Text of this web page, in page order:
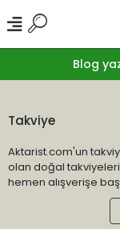
Blog
Takviye
Aktarist.com'un
olan doğal
hemen alışverişe